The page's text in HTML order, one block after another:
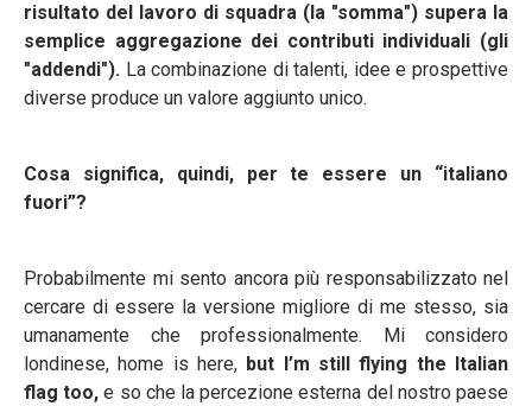
risultato del lavoro di squadra (la "somma") supera la
semplice aggregazione dei contributi individuali (gli
"addendi"). La combinazione di talenti, idee e prospettive
diverse produce un valore aggiunto unico.
Cosa significa, quindi, per te essere un “italiano
fuori”?
Probabilmente mi sento ancora più responsabilizzato nel
cercare di essere la versione migliore di me stesso, sia
umanamente che professionalmente. Mi considero
londinese, home is here, but I’m still flying the Italian
flag too, e so che la percezione esterna del nostro paese